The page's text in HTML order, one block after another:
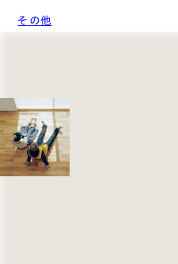
その他